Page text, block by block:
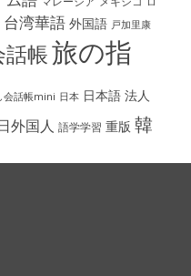
台湾華語 外国語 戸加里康
帳旅の指
会話帳mini 日本 日本語 法人
外国人 語学学習 重版 韓